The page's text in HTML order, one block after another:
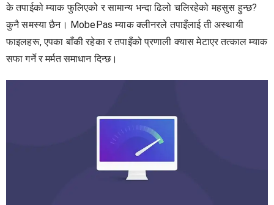
के तपाईको म्याक फुलिएको र सामान्य भन्दा ढिलो चलिरहेको महसुस हुन्छ?
कुनै समस्या छैन। MobePas म्याक क्लीनरले तपाइँलाई ती अस्थायी
फाइलहरू, एपका बाँकी रहेका र तपाइँको प्रणाली क्यास मेटाएर तत्काल म्याक
सफा गर्ने र मर्मत समाधान दिन्छ।